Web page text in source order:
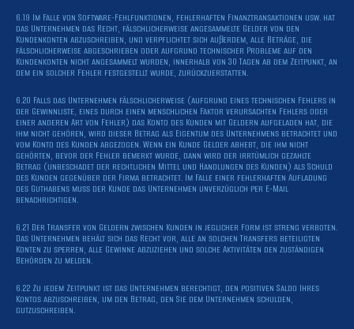
6.19 Im Falle von Software-Fehlfunktionen, fehlerhaften Finanztransaktionen usw. hat
das Unternehmen das Recht, fälschlicherweise angesammelte Gelder von den
Kundenkonten abzuschreiben, und verpflichtet sich außerdem, alle Beträge, die
fälschlicherweise abgeschrieben oder aufgrund technischer Probleme auf den
Kundenkonten nicht angesammelt wurden, innerhalb von 30 Tagen ab dem Zeitpunkt, an
dem ein solcher Fehler festgestellt wurde, zurückzuerstatten.
6.20 Falls das Unternehmen fälschlicherweise (aufgrund eines technischen Fehlers in
der Gewinnliste, eines durch einen menschlichen Faktor verursachten Fehlers oder
einer anderen Art von Fehler) das Konto des Kunden mit Geldern aufgeladen hat, die
ihm nicht gehören, wird dieser Betrag als Eigentum des Unternehmens betrachtet und
vom Konto des Kunden abgezogen. Wenn ein Kunde Gelder abhebt, die ihm nicht
gehörten, bevor der Fehler bemerkt wurde, dann wird der irrtümlich gezahlte
Betrag (unbeschadet der rechtlichen Mittel und Handlungen des Kunden) als Schuld
des Kunden gegenüber der Firma betrachtet. Im Falle einer fehlerhaften Aufladung
des Guthabens muss der Kunde das Unternehmen unverzüglich per E-Mail
benachrichtigen.
6.21 Der Transfer von Geldern zwischen Kunden in jeglicher Form ist streng verboten.
Das Unternehmen behält sich das Recht vor, alle an solchen Transfers beteiligten
Konten zu sperren, alle Gewinne abzuziehen und solche Aktivitäten den zuständigen
Behörden zu melden.
6.22 Zu jedem Zeitpunkt ist das Unternehmen berechtigt, den positiven Saldo Ihres
Kontos abzuschreiben, um den Betrag, den Sie dem Unternehmen schulden,
gutzuschreiben.